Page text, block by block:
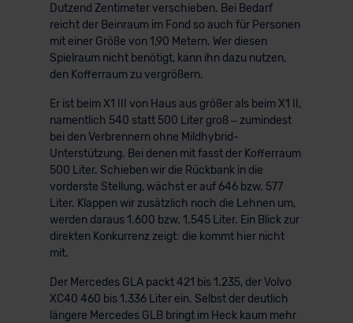
Dutzend Zentimeter verschieben. Bei Bedarf
reicht der Beinraum im Fond so auch für Personen
mit einer Größe von 1,90 Metern. Wer diesen
Spielraum nicht benötigt, kann ihn dazu nutzen,
den Kofferraum zu vergrößern.
Er ist beim X1 III von Haus aus größer als beim X1 II,
namentlich 540 statt 500 Liter groß – zumindest
bei den Verbrennern ohne Mildhybrid-
Unterstützung. Bei denen mit fasst der Kofferraum
500 Liter. Schieben wir die Rückbank in die
vorderste Stellung, wächst er auf 646 bzw. 577
Liter. Klappen wir zusätzlich noch die Lehnen um,
werden daraus 1.600 bzw. 1.545 Liter. Ein Blick zur
direkten Konkurrenz zeigt: die kommt hier nicht
mit.
Der Mercedes GLA packt 421 bis 1.235, der Volvo
XC40 460 bis 1.336 Liter ein. Selbst der deutlich
längere Mercedes GLB bringt im Heck kaum mehr